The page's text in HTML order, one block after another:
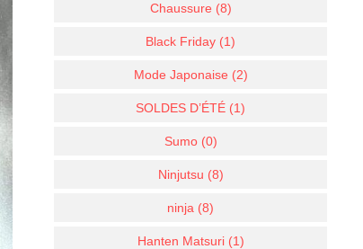
Chaussure (8)
Black Friday (1)
Mode Japonaise (2)
SOLDES D’ÉTÉ (1)
Sumo (0)
Ninjutsu (8)
ninja (8)
Hanten Matsuri (1)